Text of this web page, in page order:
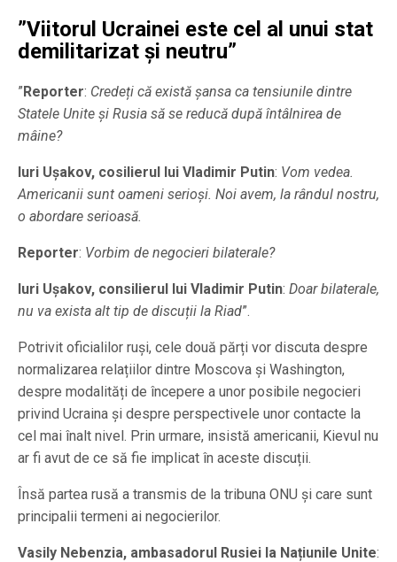
”Viitorul Ucrainei este cel al unui stat
demilitarizat și neutru”
”Reporter: Credeți că există șansa ca tensiunile dintre
Statele Unite și Rusia să se reducă după întâlnirea de
mâine?
Iuri Ușakov, cosilierul lui Vladimir Putin: Vom vedea.
Americanii sunt oameni serioși. Noi avem, la rândul nostru,
o abordare serioasă.
Reporter: Vorbim de negocieri bilaterale?
Iuri Ușakov, consilierul lui Vladimir Putin: Doar bilaterale,
nu va exista alt tip de discuții la Riad”.
Potrivit oficialilor ruși, cele două părți vor discuta despre
normalizarea relațiilor dintre Moscova și Washington,
despre modalități de începere a unor posibile negocieri
privind Ucraina și despre perspectivele unor contacte la
cel mai înalt nivel. Prin urmare, insistă americanii, Kievul nu
ar fi avut de ce să fie implicat în aceste discuții.
Însă partea rusă a transmis de la tribuna ONU și care sunt
principalii termeni ai negocierilor.
Vasily Nebenzia, ambasadorul Rusiei la Națiunile Unite: